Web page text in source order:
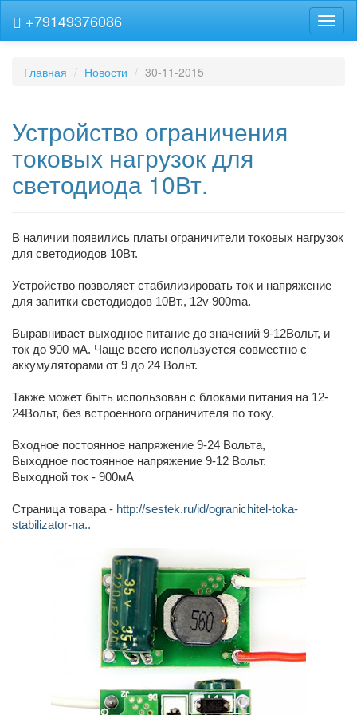
+79149376086
Главная Новости 30-11-2015
Устройство ограничения
токовых нагрузок для
светодиода 10Вт.
В наличии появились платы ограничители токовых нагрузок
для светодиодов 10Вт.
Устройство позволяет стабилизировать ток и напряжение
для запитки светодиодов 10Вт., 12v 900ma.
Выравнивает выходное питание до значений 9-12Вольт, и
ток до 900 мА. Чаще всего используется совместно с
аккумуляторами от 9 до 24 Вольт.
Также может быть использован с блоками питания на 12-
24Вольт, без встроенного ограничителя по току.
Входное постоянное напряжение 9-24 Вольта,
Выходное постоянное напряжение 9-12 Вольт.
Выходной ток - 900мА
Страница товара - http://sestek.ru/id/ogranichitel-toka-
stabilizator-na..